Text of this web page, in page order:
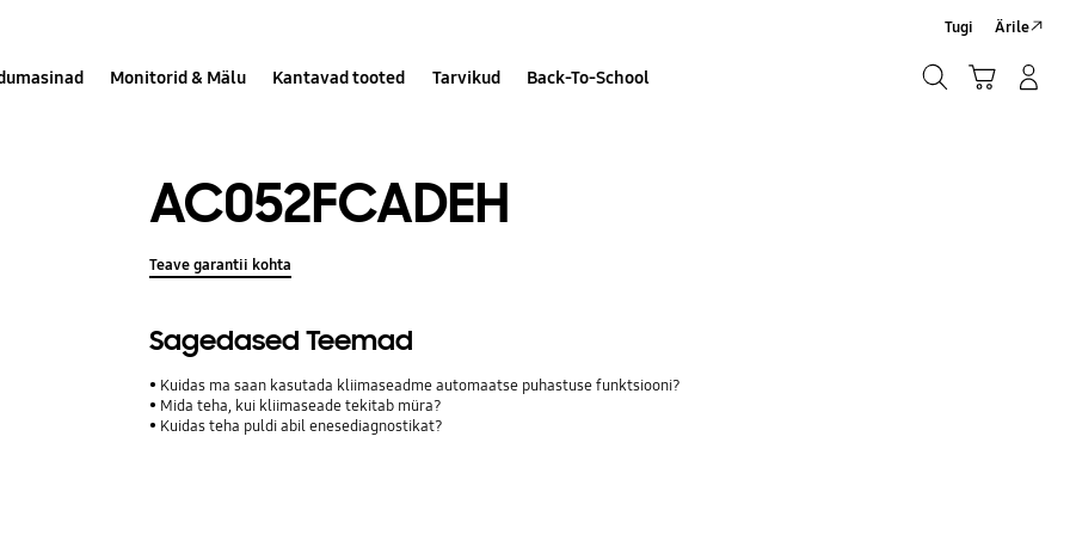
Monitorid & Mälu Kantavad tooted Tarvikud Back-To-School
Tugi Ärile
AC052FCADEH
Teave garantii kohta
Sagedased Teemad
Kuidas ma saan kasutada kliimaseadme automaatse puhastuse funktsiooni?
Mida teha, kui kliimaseade tekitab müra?
Kuidas teha puldi abil enesediagnostikat?